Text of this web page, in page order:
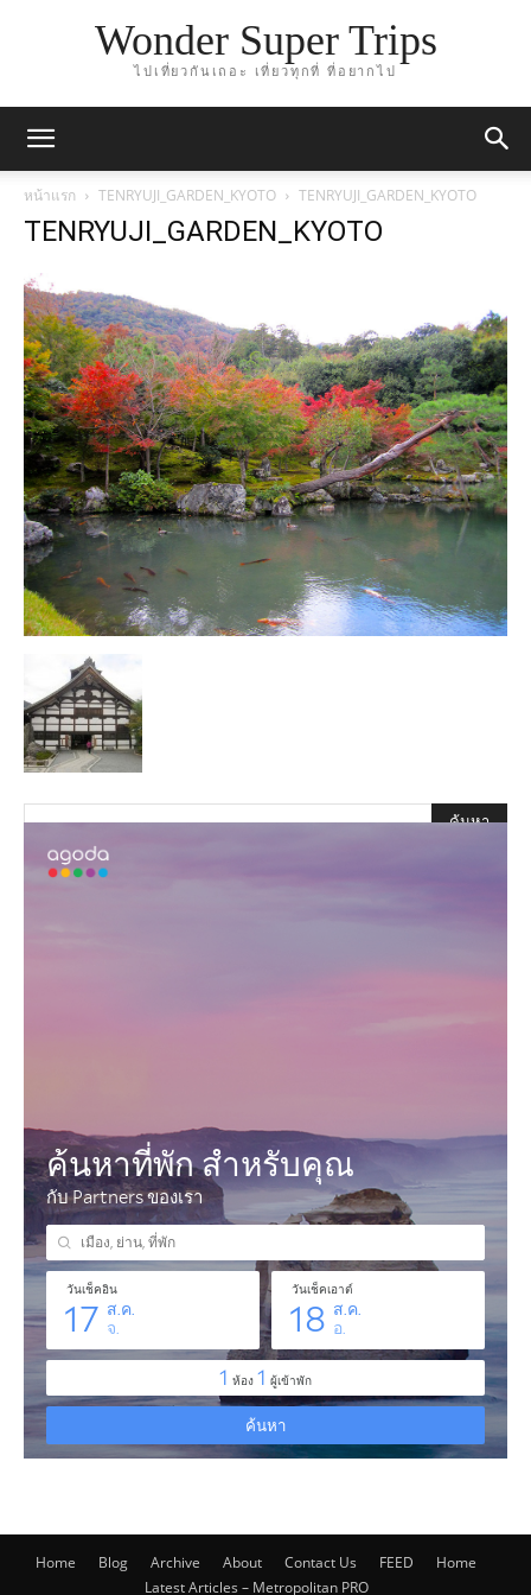
Wonder Super Trips
ไปเที่ยวกันเถอะ เที่ยวทุกที่ ที่อยากไป
หน้าแรก TENRYUJI_GARDEN_KYOTO TENRYUJI_GARDEN_KYOTO
TENRYUJI_GARDEN_KYOTO
Home Blog Archive About Contact Us FEED
Home
Latest Articles – Metropolitan PRO